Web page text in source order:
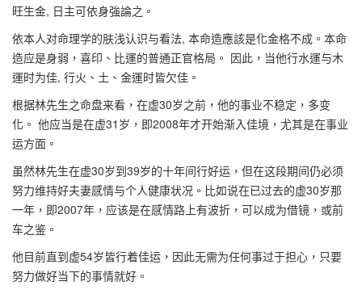
旺生金, 日主可依身強論之。
依本人对命理学的肤浅认识与看法, 本命造應該是化金格不成。本命
造应是身弱，喜印、比運的普通正官格局。 因此，当他行水運与木
運时为佳, 行火、土、金運时皆欠佳。
根据林先生之命盘来看，在虚30岁之前，他的事业不稳定，多变
化。 他应当是在虚31岁，即2008年才开始渐入佳境，尤其是在事业
运方面。
虽然林先生在虚30岁到39岁的十年间行好运，但在这段期间仍必须
努力维持好夫妻感情与个人健康状况。比如说在已过去的虚30岁那
一年，即2007年，应该是在感情路上有波折，可以成为借镜，或前
车之鉴。
他目前直到虚54岁皆行着佳运，因此无需为任何事过于担心，只要
努力做好当下的事情就好。